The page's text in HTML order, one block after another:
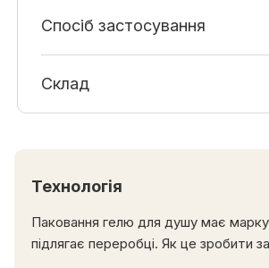
Спосіб застосування
Склад
Технологія
Паковання гелю для душу має
підлягає переробці. Як це зробити